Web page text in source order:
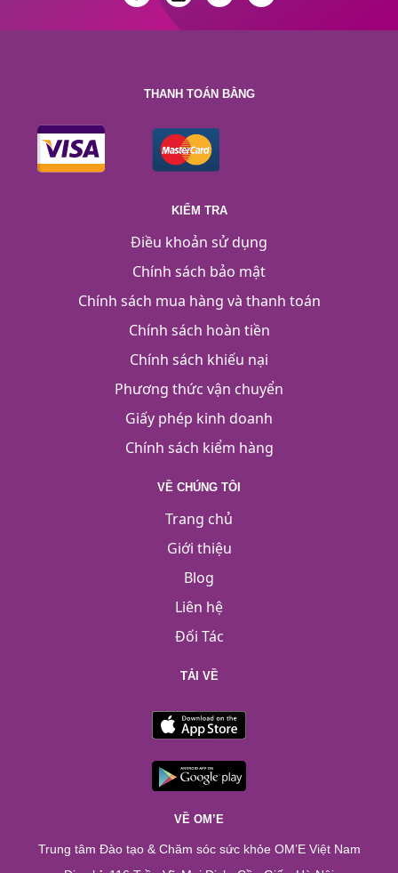
THANH TOÁN BẰNG
KIỂM TRA
Điều khoản sử dụng
Chính sách bảo mật
Chính sách mua hàng và thanh toán
Chính sách hoàn tiền
Chính sách khiếu nại
Phương thức vận chuyển
Giấy phép kinh doanh
Chính sách kiểm hàng
VỀ CHÚNG TÔI
Trang chủ
Giới thiệu
Blog
Liên hệ
Đối Tác
TẢI VỀ
VỀ OM’E
Trung tâm Đào tạo & Chăm sóc sức khỏe OM’E Việt Nam